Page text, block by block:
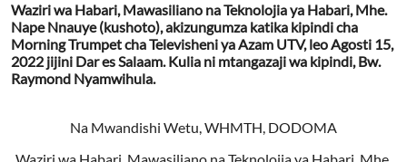
Waziri wa Habari, Mawasiliano na Teknolojia ya Habari, Mhe.
Nape Nnauye (kushoto), akizungumza katika kipindi cha
Morning Trumpet cha Televisheni ya Azam UTV, leo Agosti 15,
2022 jijini Dar es Salaam. Kulia ni mtangazaji wa kipindi, Bw.
Raymond Nyamwihula.
Na Mwandishi Wetu, WHMTH, DODOMA